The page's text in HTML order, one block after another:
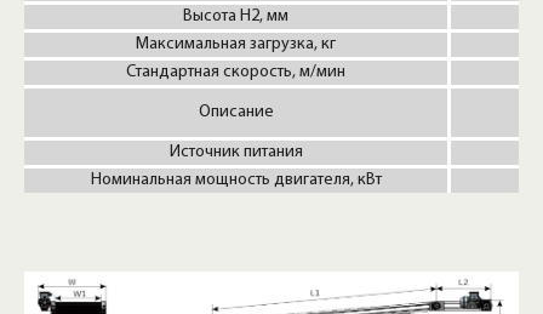
Высота H2, мм
Максимальная загрузка, кг
Стандартная скорость, м/мин
Описание
Источник питания
Номинальная мощность двигателя, кВт